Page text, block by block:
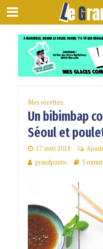
Mes recettes
Un bibimbap
Séoul et
17 avril 2018
grandpastis
3